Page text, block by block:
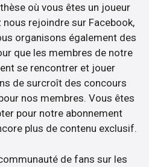
où vous êtes un joueur
nous rejoindre sur Facebook,
organisons également des
que les membres de notre
se rencontrer et jouer
de surcroît des concours
nos membres. Vous êtes
pour notre abonnement
plus de contenu exclusif.
de fans sur les